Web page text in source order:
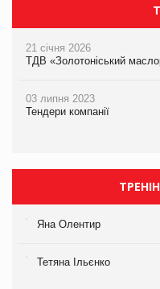
21 січня 2026
ТДВ «Золотоніський
03 липня 2023
Тендери компанії
Яна Олентир
Тетяна Ільєнко